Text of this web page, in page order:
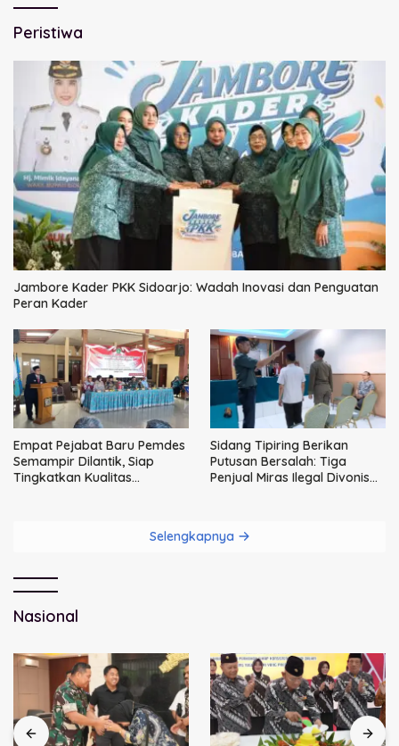
Peristiwa
Jambore Kader PKK Sidoarjo: Wadah Inovasi dan Penguatan
Peran Kader
Empat Pejabat Baru Pemdes
Semampir Dilantik, Siap
Tingkatkan Kualitas
Sidang Tipiring Berikan
Putusan Bersalah: Tiga
Penjual Miras Ilegal Divonis
Selengkapnya
Nasional